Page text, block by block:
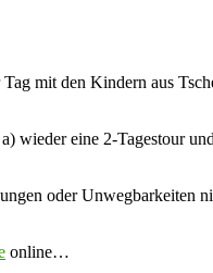
mit den Kindern aus
wieder eine 2-Tagestour
oder Unwegbarkeiten
online…